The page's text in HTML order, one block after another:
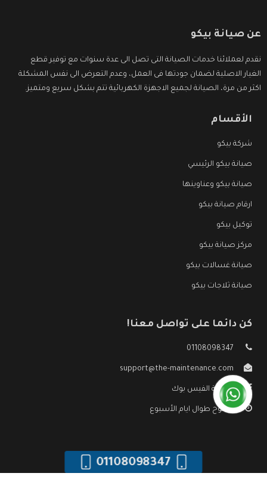
عن صيانة بيكو
نقدم لعملائنا خدمات الصيانة التى تصل الى عدة سنوات مع توفير قطع
الغيار الاصلية لضمان جودتها فى العمل، وعدم التعرض الى نفس المشكلة
اكثر من مرة، الصيانة لجميع الاجهزة الكهربائية تتم بشكل سريع ومتميز.
الأقسام
شركة بيكو
صيانة بيكو الرئيسي
صيانة بيكو وعناوينها
ارقام صيانة بيكو
توكيل بيكو
مركز صيانة بيكو
صيانة غسالات بيكو
صيانة ثلاجات بيكو
كن دائما على تواصل معنا!
01108098347
support@the-maintenance.com
صفحة الفيس بوك
مفتوح طوال ايام الأسبوع
01108098347